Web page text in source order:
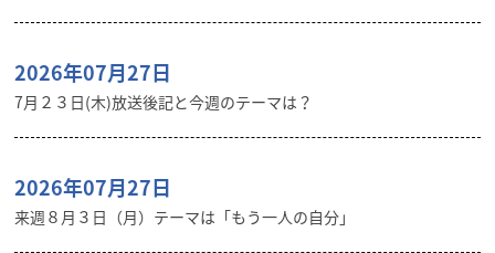
2026年07月27日
7月２３日(木)放送後記と今週のテーマは？
2026年07月27日
来週８月３日（月）テーマは「もう一人の自分」